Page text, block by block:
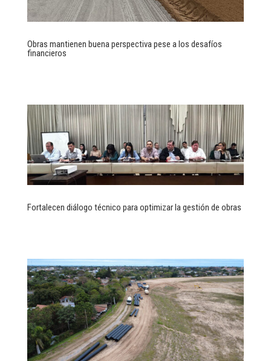
Obras mantienen buena perspectiva pese a los desafíos
financieros
Fortalecen diálogo técnico para optimizar la gestión de obras